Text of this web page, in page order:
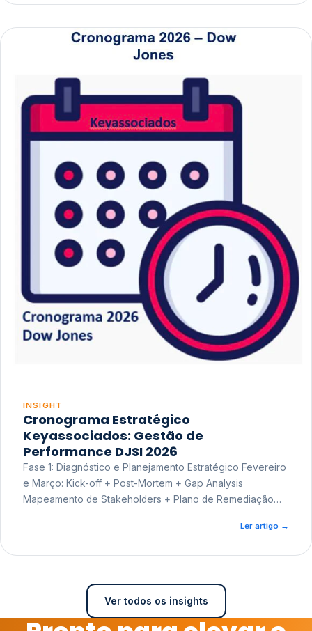
INSIGHT
Cronograma Estratégico
Keyassociados: Gestão de
Performance DJSI 2026
Fase 1: Diagnóstico e Planejamento Estratégico Fevereiro
e Março: Kick-off + Post-Mortem + Gap Analysis
Mapeamento de Stakeholders + Plano de Remediação
Ler artigo →
Ver todos os insights